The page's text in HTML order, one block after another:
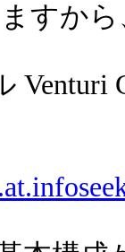
すか
Venturi